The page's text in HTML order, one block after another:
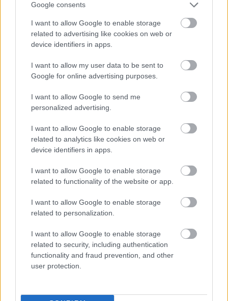
Google consents
I want to allow Google to enable storage
related to advertising like cookies on web or
device identifiers in apps.
I want to allow my user data to be sent to
Google for online advertising purposes.
I want to allow Google to send me
personalized advertising.
I want to allow Google to enable storage
related to analytics like cookies on web or
device identifiers in apps.
I want to allow Google to enable storage
related to functionality of the website or app.
I want to allow Google to enable storage
related to personalization.
I want to allow Google to enable storage
related to security, including authentication
functionality and fraud prevention, and other
user protection.
Idén végre megjelent az eddig csak a legjobb soha-
meg-nem-jelent lemezként emlegetett
Beach Boys
SMiLE, persze, hogy nem hagytuk szó nélkül,
illetve ehhez kapcsolódva sorra vettünk néhány
további, dobozban maradt albumot.
A nemrég feloszlott R.E.M.-től két cikkben is
búcsúzunk, egy civil fan club-tag és egy, a
Stipe
iránti rajongását nem titkoló újságíró segítségével.
Noel Gallagher
szólókarrierjéről, aztán néhány
aktuális lemez okán az olasz filmzenékről is írunk,
majd a közeledő karácsony apropóján a
magukra tűző zenekarokból is sorra veszünk
Az aktuális tánczenei trendek közül a magyar
magyar future beatről) szóló áttekintés került
lapjainkra (meg egy csak a Recorder számára
készített, exkluzív Headshotboyz-mix a weboldalra),
a múlt hétvégén első pesti fellépését letudó, ex-
focistaActressről és aVex’d két egykori tagjáról,
Kuedóról ésRoly Porterről miniprofilt közlünk, a
French touch, azaz a francia filteres diszkó
maxicikket, amiben aJusticenevével fémjelezhető